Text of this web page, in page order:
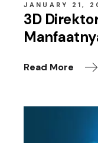
JANUARY 21,
3D
Read More